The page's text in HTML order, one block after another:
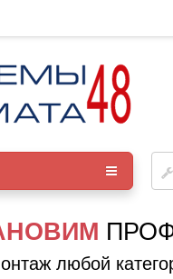
любой